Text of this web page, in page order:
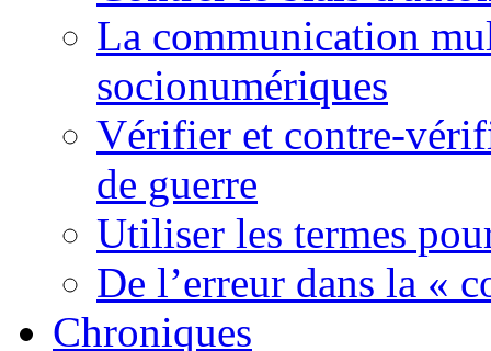
La communication
socionumériques
Vérifier et contre-
de guerre
Utiliser les termes
De l’erreur dans la «
Chroniques